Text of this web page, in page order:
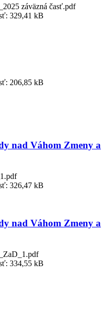
záväzná časť.pdf
329,41 kB
206,85 kB
nad Váhom Zmeny a
326,47 kB
nad Váhom Zmeny a
334,55 kB